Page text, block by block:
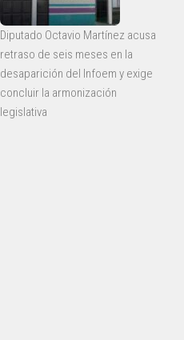
Diputado Octavio Martínez acusa
retraso de seis meses en la
desaparición del Infoem y exige
concluir la armonización
legislativa